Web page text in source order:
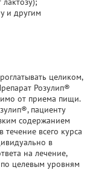
и другим
целиком,
Розулип®
от приема пищи.
пациенту
содержанием
всего курса
в
на лечение,
целевым уровням